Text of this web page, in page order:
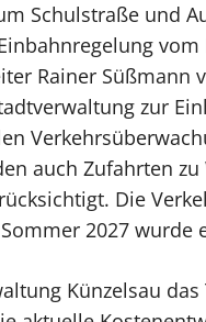
Schulstraße und
Rainer
zur
auch Zufahrten
Die
2027 wurde
Künzelsau